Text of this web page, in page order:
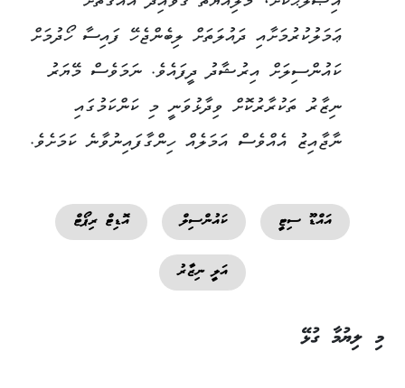
ޢަމަލުކުރުމަށާއި ދައުލަތަށް ލިބެންޖެހޭ ފައިސާ ހޯދުމަށް
ކައުންސިލަށް އިރުޝާދު ދީފައެވެ. ނަމަވެސް މޭޔަރު
ނިޒާރު ތަކުރާރުކޮށް ވިދާޅުވަނީ މި ކަންކަމުގައި
ނާޖާއިޒު އެއްވެސް އަމަލެއް ހިންގާފައިނުވާނެ ކަމަށެވެ.
އައްޑޫ ސިޓީ ކައުންސިލް އޮޑިޓް ރިޕޯޓް
އަލީ ނިޒާރު
މި ލިޔުމާ ގުޅޭ